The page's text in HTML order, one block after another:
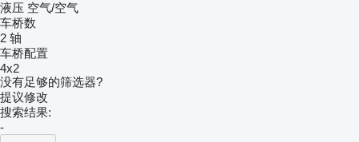
液压 空气/空气
车桥数
2 轴
车桥配置
4x2
没有足够的筛选器?
提议修改
搜索结果:
-